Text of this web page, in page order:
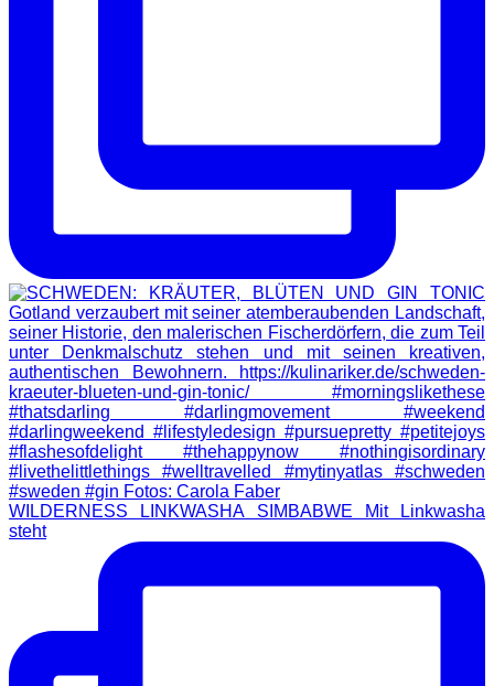
WILDERNESS LINKWASHA SIMBABWE Mit Linkwasha
steht